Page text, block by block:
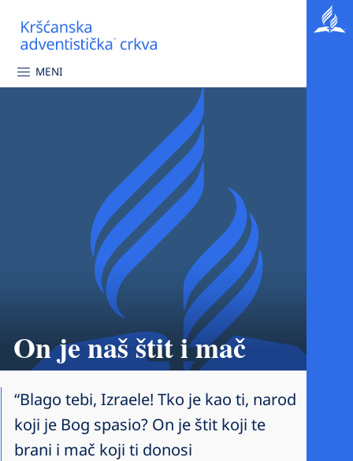
MENI
On je naš štit i mač
“Blago tebi, Izraele! Tko je kao ti, narod
koji je Bog spasio? On je štit koji te
brani i mač koji ti donosi